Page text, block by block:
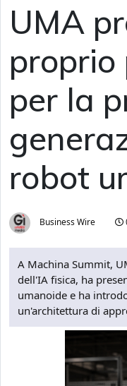
UMA
proprio
per la
robot
Business Wire
A Machina Summit,
dell'IA fisica, ha
umanoide e ha
un'architettura di